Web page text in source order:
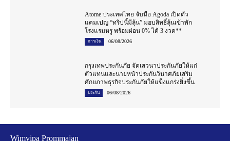
Atome ประเทศไทย จับมือ Agoda เปิดตัว
แคมเปญ “ทริปนี้มีลุ้น” มอบสิทธิ์ลุ้นเข้าพัก
โรงแรมหรู พร้อมผ่อน 0% ได้ 3 งวด**
การเงิน 06/08/2026
กรุงเทพประกันภัย จัดเสวนาประกันภัยให้แก่
ตัวแทนและนายหน้าประกันวินาศภัยเสริม
ศักยภาพธุรกิจประกันภัยให้แข็งแกร่งยิ่งขึ้น
ประกัน 06/08/2026
Wimvipa Prommajan